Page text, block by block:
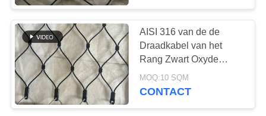
FABRIEKSREIS
KWALITEITSCONTROLE
CONTACTEER
ONS
Het Netwerk van de
dierentuindraad
146
AISI 316 van de de
Draadkabel van het
Rang Zwart Oxyde
Netwerk Ferruled en
Geknoopt Type
MOQ:10 SQM
CONTACT